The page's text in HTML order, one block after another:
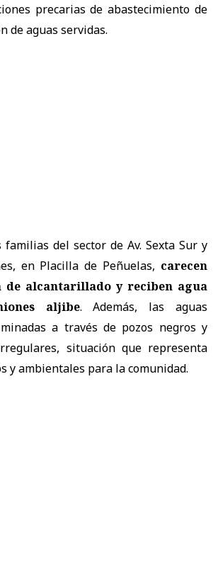
precarias de abastecimiento de
de aguas servidas.
familias del sector de Av. Sexta Sur y
en Placilla de Peñuelas, carecen
de alcantarillado y reciben agua
aljibe. Además, las aguas
a través de pozos negros y
situación que representa
y ambientales para la comunidad.